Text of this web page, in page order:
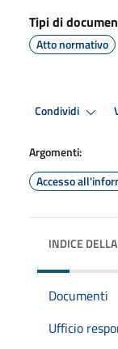
Tipi di
Atto normativo
Condividi
Argomenti:
Accesso
INDICE
Documenti
Ufficio